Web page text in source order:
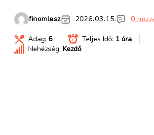
finomlesz 2026.03.15. 0
Adag: 6 Teljes Idő: 1 óra
Nehézség: Kezdő